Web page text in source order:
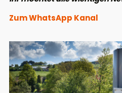
Zum WhatsApp Kanal